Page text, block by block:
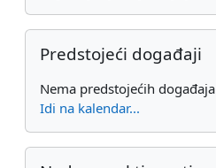
Preskoči Predstojeći događaji
Predstojeći događaji
Nema predstojećih događaja
Idi na kalendar...
Preskoči Nedavne aktivnosti